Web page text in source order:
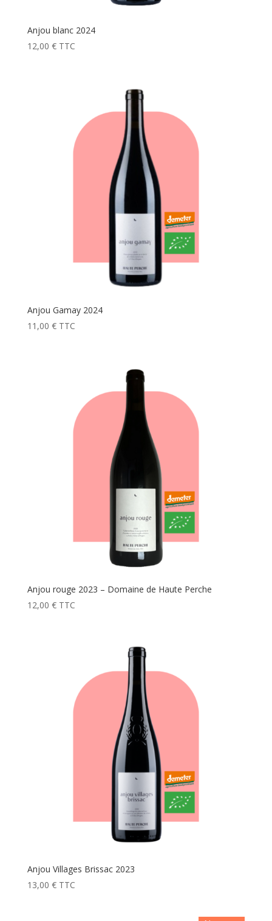
Anjou blanc 2024
12,00 € TTC
Anjou Gamay 2024
11,00 € TTC
Anjou rouge 2023 – Domaine de Haute Perche
12,00 € TTC
Anjou Villages Brissac 2023
13,00 € TTC